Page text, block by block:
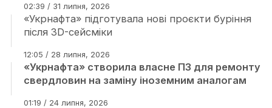
02:39 / 31 липня, 2026
«Укрнафта» підготувала нові проєкти буріння
після 3D-сейсміки
12:05 / 28 липня, 2026
«Укрнафта» створила власне ПЗ для ремонту
свердловин на заміну іноземним аналогам
01:19 / 24 липня, 2026